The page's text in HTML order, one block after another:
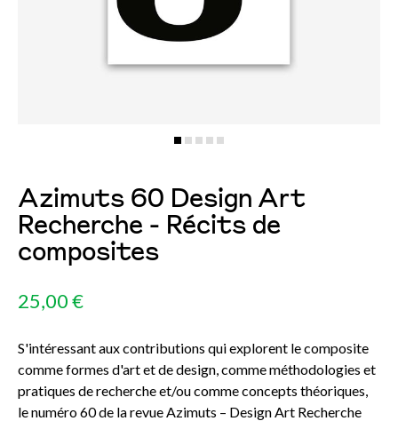
Azimuts 60 Design Art
Recherche - Récits de
composites
25,00 €
S'intéressant aux contributions qui explorent le composite
comme formes d'art et de design, comme méthodologies et
pratiques de recherche et/ou comme concepts théoriques,
le numéro 60 de la revue Azimuts – Design Art Recherche